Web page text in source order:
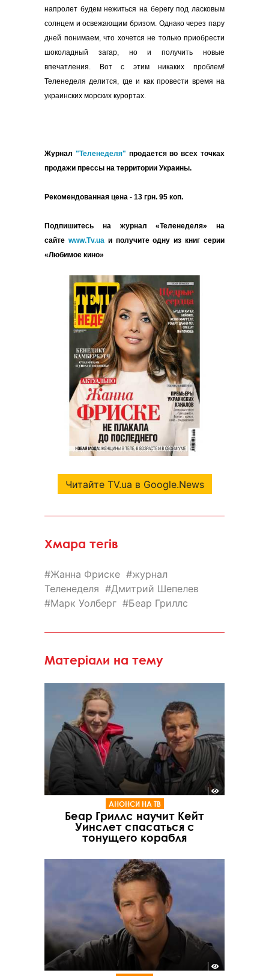
напролет будем нежиться на берегу под ласковым
солнцем и освежающим бризом. Однако через пару
дней понимаем, что хочется не только приобрести
шоколадный загар, но и получить новые
впечатления. Вот с этим никаких проблем!
Теленеделя делится, где и как провести время на
украинских морских курортах.
Журнал "Теленеделя" продается во всех точках
продажи прессы на территории Украины.
Рекомендованная цена - 13 грн. 95 коп.
Подпишитесь на журнал «Теленеделя» на
сайте www.Tv.ua и получите одну из книг серии
«Любимое кино»
Читайте TV.ua в Google.News
Хмара тегів
Жанна Фриске
журнал
Теленеделя
Дмитрий Шепелев
Марк Уолберг
Беар Гриллс
Матеріали на тему
АНОНСИ НА ТВ
Беар Гриллс научит Кейт
Уинслет спасаться с
тонущего корабля